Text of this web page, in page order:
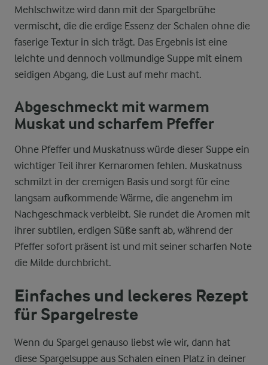
Mehlschwitze wird dann mit der Spargelbrühe
vermischt, die die erdige Essenz der Schalen ohne die
faserige Textur in sich trägt. Das Ergebnis ist eine
leichte und dennoch vollmundige Suppe mit einem
seidigen Abgang, die Lust auf mehr macht.
Abgeschmeckt mit warmem
Muskat und scharfem Pfeffer
Ohne Pfeffer und Muskatnuss würde dieser Suppe ein
wichtiger Teil ihrer Kernaromen fehlen. Muskatnuss
schmilzt in der cremigen Basis und sorgt für eine
langsam aufkommende Wärme, die angenehm im
Nachgeschmack verbleibt. Sie rundet die Aromen mit
ihrer subtilen, erdigen Süße sanft ab, während der
Pfeffer sofort präsent ist und mit seiner scharfen Note
die Milde durchbricht.
Einfaches und leckeres Rezept
für Spargelreste
Wenn du Spargel genauso liebst wie wir, dann hat
diese Spargelsuppe aus Schalen einen Platz in deiner